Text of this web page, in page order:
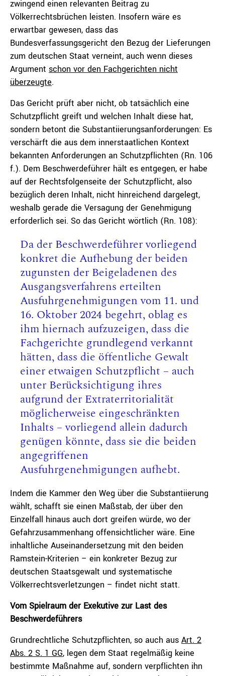
zwingend einen relevanten Beitrag zu
Völkerrechtsbrüchen leisten. Insofern wäre es
erwartbar gewesen, dass das
Bundesverfassungsgericht den Bezug der Lieferungen
zum deutschen Staat verneint, auch wenn dieses
Argument schon vor den Fachgerichten nicht
überzeugte.
Das Gericht prüft aber nicht, ob tatsächlich eine
Schutzpflicht greift und welchen Inhalt diese hat,
sondern betont die Substantiierungsanforderungen: Es
verschärft die aus dem innerstaatlichen Kontext
bekannten Anforderungen an Schutzpflichten (Rn. 106
f.). Dem Beschwerdeführer hält es entgegen, er habe
auf der Rechtsfolgenseite der Schutzpflicht, also
bezüglich deren Inhalt, nicht hinreichend dargelegt,
weshalb gerade die Versagung der Genehmigung
erforderlich sei. So das Gericht wörtlich (Rn. 108):
Da der Beschwerdeführer vorliegend
konkret die Aufhebung der beiden
zugunsten der Beigeladenen des
Ausgangsverfahrens erteilten
Ausfuhrgenehmigungen vom 11. und
16. Oktober 2024 begehrt, oblag es
ihm hiernach aufzuzeigen, dass die
Fachgerichte grundlegend verkannt
hätten, dass die öffentliche Gewalt
einer etwaigen Schutzpflicht – auch
unter Berücksichtigung ihres
aufgrund der Extraterritorialität
möglicherweise eingeschränkten
Inhalts – vorliegend allein dadurch
genügen könnte, dass sie die beiden
angegriffenen
Ausfuhrgenehmigungen aufhebt.
Indem die Kammer den Weg über die Substantiierung
wählt, schafft sie einen Maßstab, der über den
Einzelfall hinaus auch dort greifen würde, wo der
Gefahrzusammenhang offensichtlicher wäre. Eine
inhaltliche Auseinandersetzung mit den beiden
Ramstein-Kriterien – ein konkreter Bezug zur
deutschen Staatsgewalt und systematische
Völkerrechtsverletzungen – findet nicht statt.
Vom Spielraum der Exekutive zur Last des
Beschwerdeführers
Grundrechtliche Schutzpflichten, so auch aus Art. 2
Abs. 2 S. 1 GG, legen dem Staat regelmäßig keine
bestimmte Maßnahme auf, sondern verpflichten ihn